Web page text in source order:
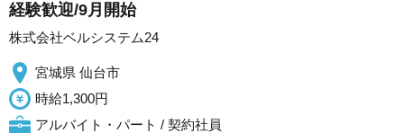
経験歓迎/9月開始
株式会社ベルシステム24
宮城県 仙台市
時給1,300円
アルバイト・パート / 契約社員